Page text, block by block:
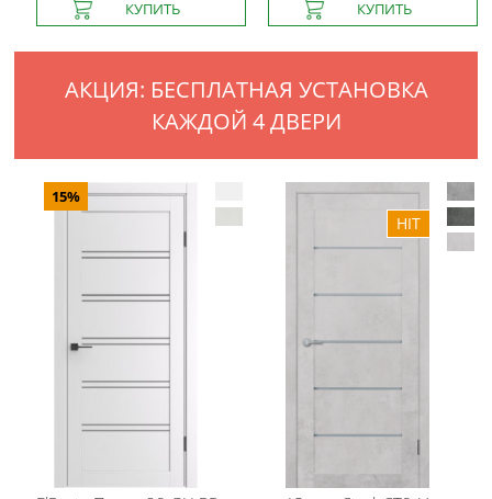
АКЦИЯ: БЕСПЛАТНАЯ УСТАНОВКА
КАЖДОЙ 4 ДВЕРИ
15%